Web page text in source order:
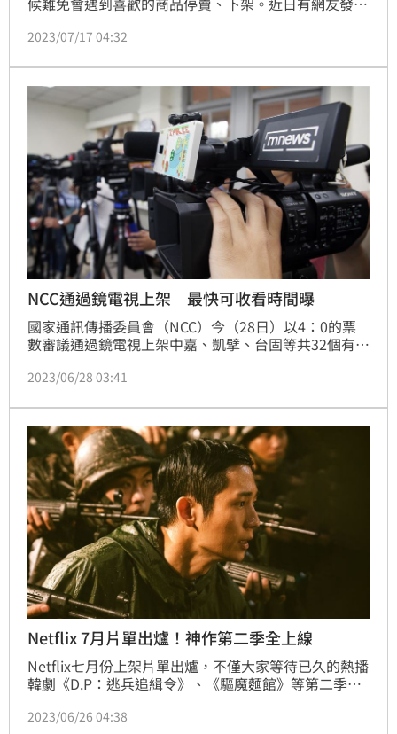
是一口氣吃掉半盒，貼文曝光後立刻讓會員全都嗨翻
2023/07/17 04:32
NCC通過鏡電視上架 最快可收看時間曝
國家通訊傳播委員會（NCC）今（28日）以4：0的票
數審議通過鏡電視上架中嘉、凱擘、台固等共32個有線
件，要求鏡電視8大股東須簽不賣股、不找人頭的切結
2023/06/28 03:41
Netflix 7月片單出爐！神作第二季全上線
Netflix七月份上架片單出爐，不僅大家等待已久的熱播
韓劇《D.P：逃兵追緝令》、《驅魔麵館》等第二季上
能：第5季》也即將開播。
2023/06/26 04:38